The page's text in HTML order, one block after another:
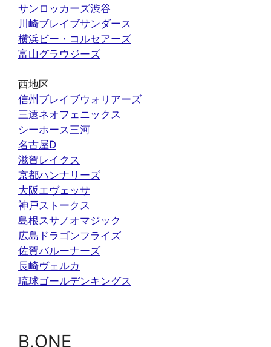
サンロッカーズ渋谷
川崎ブレイブサンダース
横浜ビー・コルセアーズ
富山グラウジーズ
西地区
信州ブレイブウォリアーズ
三遠ネオフェニックス
シーホース三河
名古屋D
滋賀レイクス
京都ハンナリーズ
大阪エヴェッサ
神戸ストークス
島根スサノオマジック
広島ドラゴンフライズ
佐賀バルーナーズ
長崎ヴェルカ
琉球ゴールデンキングス
B.ONE